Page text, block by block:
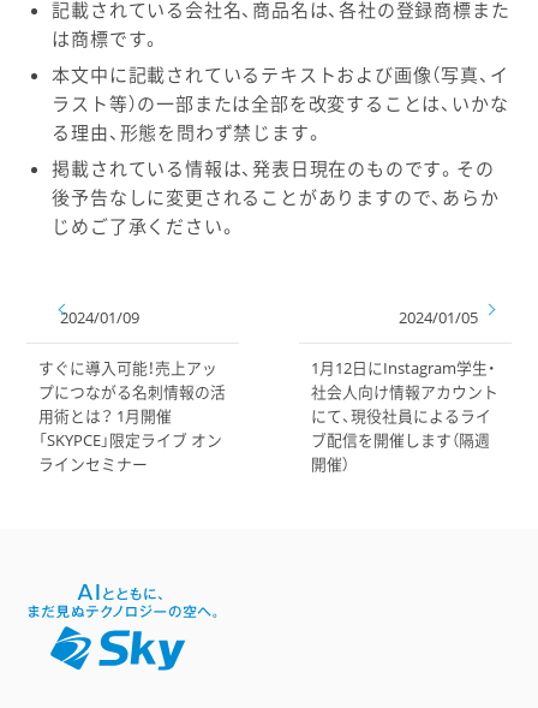
記載されている会社名、商品名は、各社の登録商標また
は商標です。
本文中に記載されているテキストおよび画像（写真、イ
ラスト等）の一部または全部を改変することは、いかな
る理由、形態を問わず禁じます。
掲載されている情報は、発表日現在のものです。その
後予告なしに変更されることがありますので、あらか
じめご了承ください。
2024/01/09
すぐに導入可能！売上アッ
プにつながる名刺情報の活
用術とは？ 1月開催
「SKYPCE」限定ライブ オン
ラインセミナー
2024/01/05
1月12日にInstagram学生・
社会人向け情報アカウント
にて、現役社員によるライ
ブ配信を開催します（隔週
開催）